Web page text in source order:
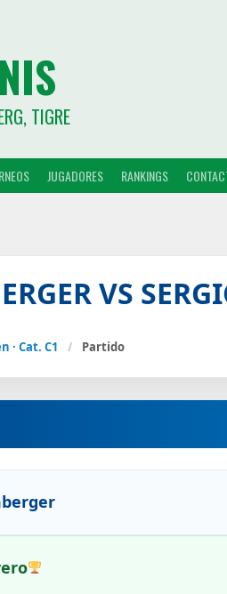
TIGRE
JUGADORES RANKINGS
VS
· Cat. C1 / Partido